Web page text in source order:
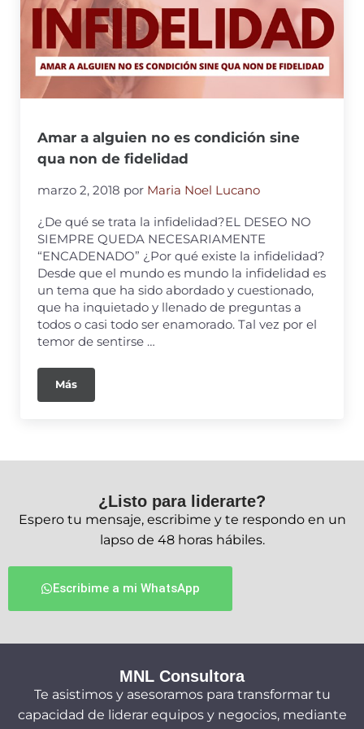
Amar a alguien no es condición sine
qua non de fidelidad
marzo 2, 2018 por Maria Noel Lucano
¿De qué se trata la infidelidad?EL DESEO NO
SIEMPRE QUEDA NECESARIAMENTE
“ENCADENADO” ¿Por qué existe la infidelidad?
Desde que el mundo es mundo la infidelidad es
un tema que ha sido abordado y cuestionado,
que ha inquietado y llenado de preguntas a
todos o casi todo ser enamorado. Tal vez por el
temor de sentirse …
Más
¿Listo para liderarte?
Espero tu mensaje, escribime y te respondo en un
lapso de 48 horas hábiles.
Escribime a mi WhatsApp
MNL Consultora
Te asistimos y asesoramos para transformar tu
capacidad de liderar equipos y negocios, mediante